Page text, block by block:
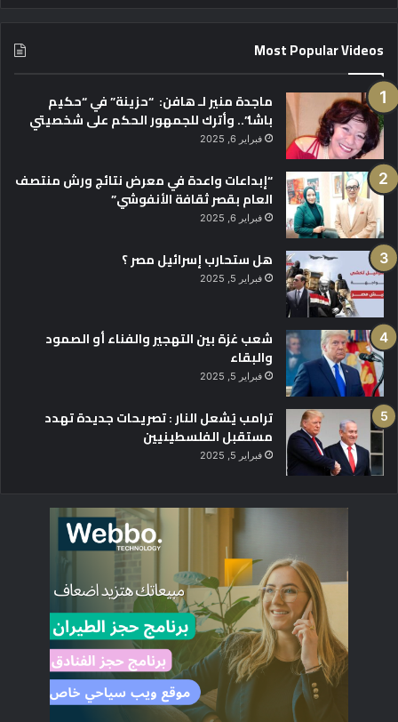
Most Popular Videos
ماجدة منير لـ هافن: “حزينة” في “حكيم
باشا”.. وأترك للجمهور الحكم على شخصيتي
فبراير 6, 2025
“إبداعات واعدة في معرض نتائج ورش منتصف
العام بقصر ثقافة الأنفوشي”
فبراير 6, 2025
هل ستحارب إسرائيل مصر ؟
فبراير 5, 2025
شعب غزة بين التهجير والفناء أو الصمود
والبقاء
فبراير 5, 2025
ترامب يُشعل النار : تصريحات جديدة تهدد
مستقبل الفلسطينيين
فبراير 5, 2025